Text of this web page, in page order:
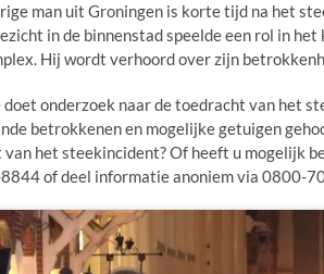
man uit Groningen is korte tijd na het
in de binnenstad speelde een rol in
Hij wordt verhoord over zijn
onderzoek naar de toedracht van het
betrokkenen en mogelijke getuigen
het steekincident? Of heeft u mogelijk
of deel informatie anoniem via 0800-